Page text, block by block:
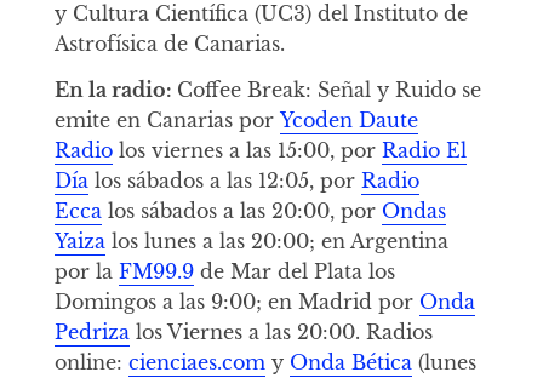
y Cultura Científica (UC3) del Instituto de
Astrofísica de Canarias.
En la radio: Coffee Break: Señal y Ruido se
emite en Canarias por Ycoden Daute
Radiolos viernes a las 15:00, por Radio El
Día los sábados a las 12:05, por Radio
Ecca los sábados a las 20:00, por Ondas
Yaiza los lunes a las 20:00; en Argentina
por la FM99.9de Mar del Plata los
Domingos a las 9:00; en Madrid por Onda
Pedriza los Viernes a las 20:00. Radios
online: cienciaes.com y Onda Bética (lunes